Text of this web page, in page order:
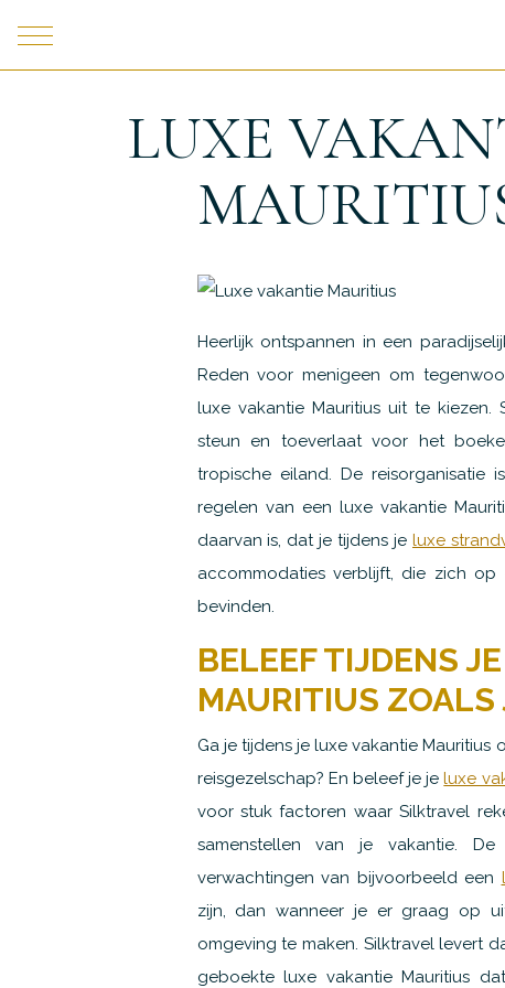
LUXE
Heerlijk ontspannen in een
Reden voor menigeen om
luxe vakantie Mauritius uit te
steun en toeverlaat voor het
tropische eiland. De
regelen van een luxe vakantie
daarvan is, dat je tijdens je luxe
accommodaties verblijft, die zich
bevinden.
BELEEF TIJDENS
MAURITIUS
Ga je tijdens je luxe vakantie
reisgezelschap? En beleef je je luxe
voor stuk factoren waar Silktravel
samenstellen van je vakantie.
verwachtingen van bijvoorbeeld een
zijn, dan wanneer je er graag op
omgeving te maken. Silktravel levert
geboekte luxe vakantie Mauritius